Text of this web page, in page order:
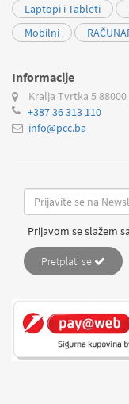
Laptopi i Tableti
Mobilni
Informacije
Kralja Tvrtka 5
+387 36 313 110
info@pcc.ba
Prijavom se slažem
Pretplati se